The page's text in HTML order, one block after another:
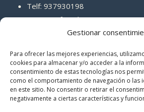
Gestionar
Para ofrecer las mejores experiencias,
cookies para almacenar y/o acceder a la
consentimiento de estas tecnologías nos
como el comportamiento de navegación o las
en este sitio. No consentir o retirar el
negativamente a ciertas características y
Telf: 937930198
Correo:
REDES SOCIALES